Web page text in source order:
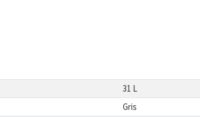
31 L
Gris